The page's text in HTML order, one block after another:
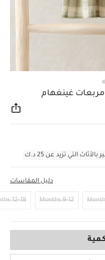
غينغهام
التي تزيد عن 25 د.ك
دليل المقاسات
9-12 Months
12-18 Months